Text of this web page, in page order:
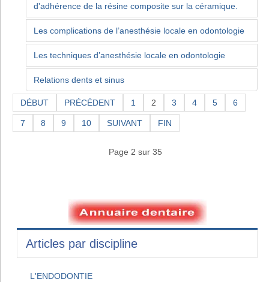
d'adhérence de la résine composite sur la céramique.
Les complications de l’anesthésie locale en odontologie
Les techniques d’anesthésie locale en odontologie
Relations dents et sinus
DÉBUT PRÉCÉDENT 1 2 3 4 5 6
7 8 9 10 SUIVANT FIN
Page 2 sur 35
Articles par discipline
L'ENDODONTIE